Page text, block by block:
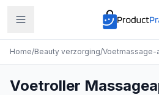
Home/Beauty verzorging/Voetmassage-
Voetroller